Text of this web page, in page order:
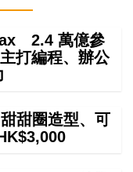
2.4 萬億參
打編程、辦公
甜圈造型、可